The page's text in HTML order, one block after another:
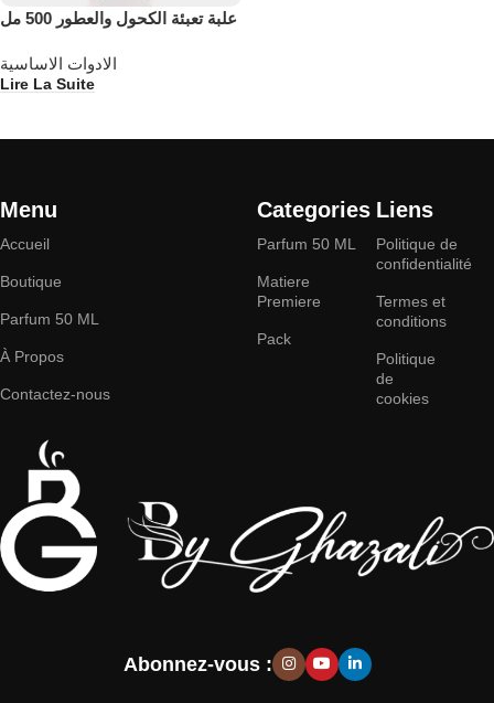
علبة تعبئة الكحول والعطور 500 مل
الادوات الاساسية
Lire La Suite
Menu
Accueil
Boutique
Parfum 50 ML
À Propos
Contactez-nous
Categories
Parfum 50 ML
Matiere
Premiere
Pack
Liens
Politique de
confidentialité
Termes et
conditions
Politique
de
cookies
Abonnez-vous :